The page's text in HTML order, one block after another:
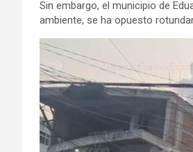
Sin embargo, el municipio de
ambiente, se ha opuesto